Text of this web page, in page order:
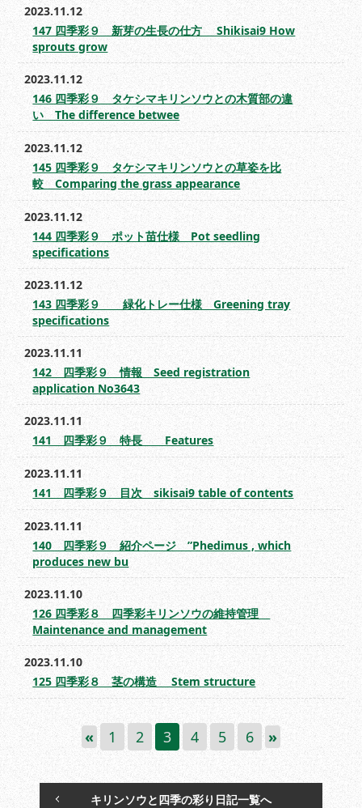
2023.11.12
147 四季彩９ 新芽の生長の仕方 Shikisai9 How
sprouts grow
2023.11.12
146 四季彩９ タケシマキリンソウとの木質部の違
い The difference betwee
2023.11.12
145 四季彩９ タケシマキリンソウとの草姿を比
較 Comparing the grass appearance
2023.11.12
144 四季彩９ ポット苗仕様 Pot seedling
specifications
2023.11.12
143 四季彩９ 緑化トレー仕様 Greening tray
specifications
2023.11.11
142 四季彩９ 情報 Seed registration
application No3643
2023.11.11
141 四季彩９ 特長 Features
2023.11.11
141 四季彩９ 目次 sikisai9 table of contents
2023.11.11
140 四季彩９ 紹介ページ ”Phedimus , which
produces new bu
2023.11.10
126 四季彩８ 四季彩キリンソウの維持管理
Maintenance and management
2023.11.10
125 四季彩８ 茎の構造 Stem structure
« 1 2 3 4 5 6 »
キリンソウと四季の彩り日記一覧へ